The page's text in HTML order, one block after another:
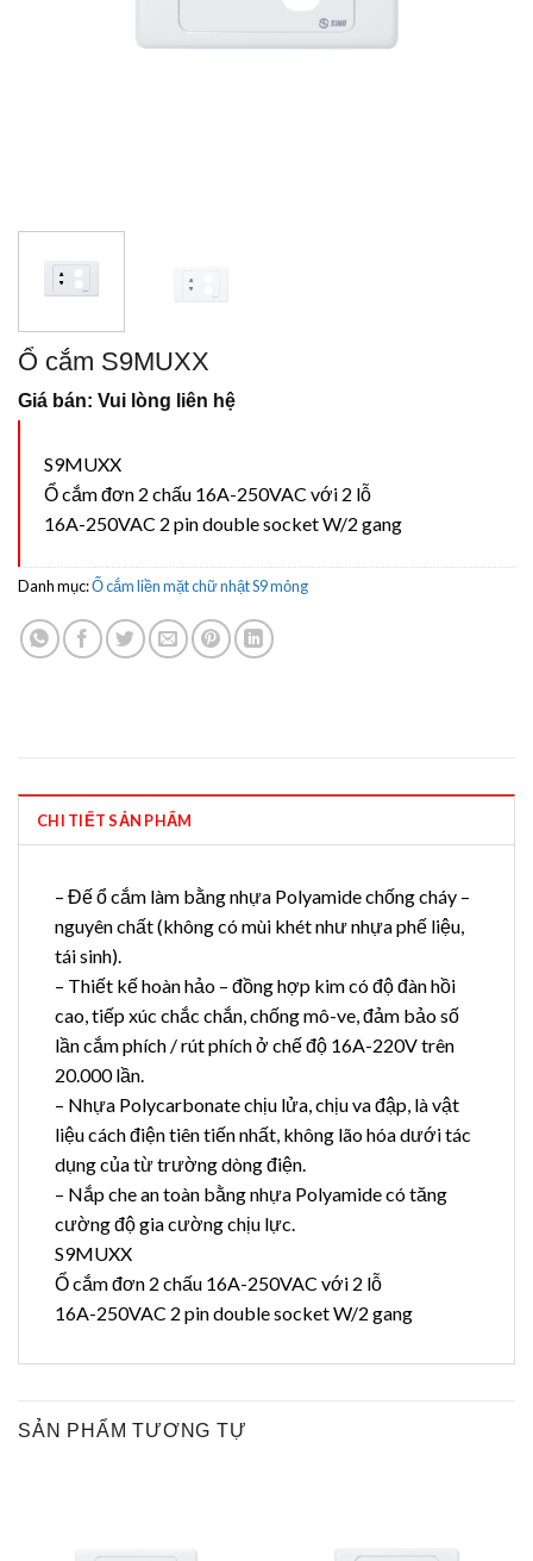
Ổ cắm S9MUXX
Giá bán: Vui lòng liên hệ
S9MUXX
Ổ cắm đơn 2 chấu 16A-250VAC với 2 lỗ
16A-250VAC 2 pin double socket W/2 gang
Danh mục:Ổ cắm liền mặt chữ nhật S9 mỏng
CHI TIẾT SẢN PHẨM
– Đế ổ cắm làm bằng nhựa Polyamide chống cháy –
nguyên chất (không có mùi khét như nhựa phế liệu,
tái sinh).
– Thiết kế hoàn hảo – đồng hợp kim có độ đàn hồi
cao, tiếp xúc chắc chắn, chống mô-ve, đảm bảo số
lần cắm phích / rút phích ở chế độ 16A-220V trên
20.000 lần.
– Nhựa Polycarbonate chịu lửa, chịu va đập, là vật
liệu cách điện tiên tiến nhất, không lão hóa dưới tác
dụng của từ trường dòng điện.
– Nắp che an toàn bằng nhựa Polyamide có tăng
cường độ gia cường chịu lực.
S9MUXX
Ổ cắm đơn 2 chấu 16A-250VAC với 2 lỗ
16A-250VAC 2 pin double socket W/2 gang
SẢN PHẨM TƯƠNG TỰ